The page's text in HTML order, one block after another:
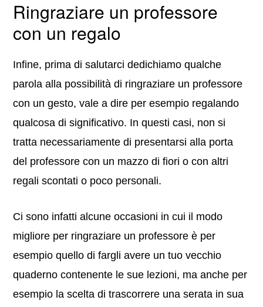
Ringraziare un professore
con un regalo
Infine, prima di salutarci dedichiamo qualche
parola alla possibilità di ringraziare un professore
con un gesto, vale a dire per esempio regalando
qualcosa di significativo. In questi casi, non si
tratta necessariamente di presentarsi alla porta
del professore con un mazzo di fiori o con altri
regali scontati o poco personali.
Ci sono infatti alcune occasioni in cui il modo
migliore per ringraziare un professore è per
esempio quello di fargli avere un tuo vecchio
quaderno contenente le sue lezioni, ma anche per
esempio la scelta di trascorrere una serata in sua